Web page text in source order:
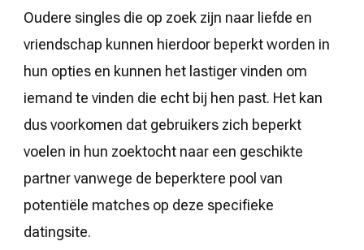
Oudere singles die op zoek zijn naar liefde en
vriendschap kunnen hierdoor beperkt worden in
hun opties en kunnen het lastiger vinden om
iemand te vinden die echt bij hen past. Het kan
dus voorkomen dat gebruikers zich beperkt
voelen in hun zoektocht naar een geschikte
partner vanwege de beperktere pool van
potentiële matches op deze specifieke
datingsite.